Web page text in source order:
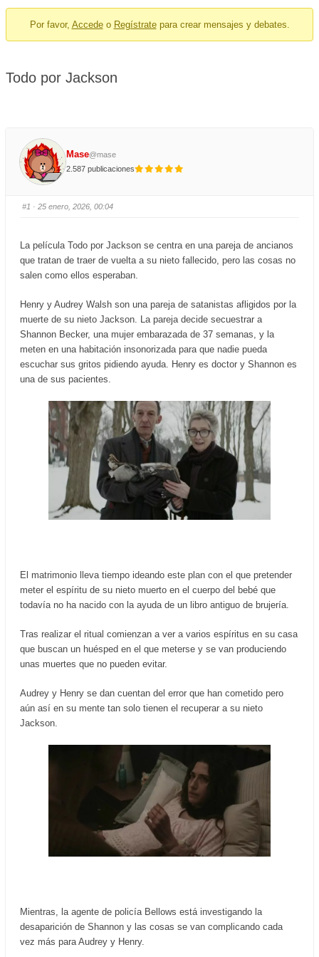
You
here:
Por favor, Accedeo Regístratepara crear mensajes y debates.
Todo por Jackson
Mase@mase
2.587 publicaciones
#1 · 25 enero, 2026, 00:04
La película Todo por Jackson se centra en una pareja de ancianos
que tratan de traer de vuelta a su nieto fallecido, pero las cosas no
salen como ellos esperaban.
Henry y Audrey Walsh son una pareja de satanistas afligidos por la
muerte de su nieto Jackson. La pareja decide secuestrar a
Shannon Becker, una mujer embarazada de 37 semanas, y la
meten en una habitación insonorizada para que nadie pueda
escuchar sus gritos pidiendo ayuda. Henry es doctor y Shannon es
una de sus pacientes.
El matrimonio lleva tiempo ideando este plan con el que pretender
meter el espíritu de su nieto muerto en el cuerpo del bebé que
todavía no ha nacido con la ayuda de un libro antiguo de brujería.
Tras realizar el ritual comienzan a ver a varios espíritus en su casa
que buscan un huésped en el que meterse y se van produciendo
unas muertes que no pueden evitar.
Audrey y Henry se dan cuentan del error que han cometido pero
aún así en su mente tan solo tienen el recuperar a su nieto
Jackson.
Mientras, la agente de policía Bellows está investigando la
desaparición de Shannon y las cosas se van complicando cada
vez más para Audrey y Henry.